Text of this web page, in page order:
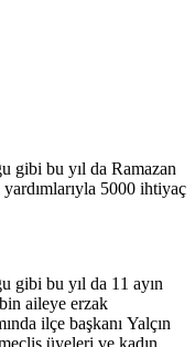
gibi bu yıl da Ramazan
yardımlarıyla 5000 ihtiyaç
gibi bu yıl da 11 ayın
aileye erzak
ilçe başkanı Yalçın
üyeleri ve kadın